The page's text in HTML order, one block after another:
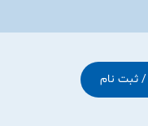
/ ثبت نام